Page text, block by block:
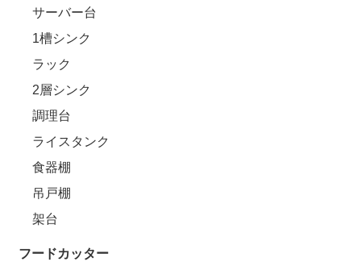
サーバー台
1槽シンク
ラック
2層シンク
調理台
ライスタンク
食器棚
吊戸棚
架台
フードカッター